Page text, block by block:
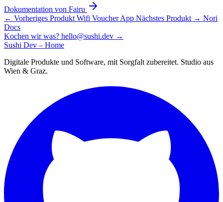
Dokumentation von Fairu
← Vorheriges Produkt Wifi Voucher App Nächstes Produkt → Nori
Docs
Kochen wir was? hello@sushi.dev →
Sushi Dev – Home
Digitale Produkte und Software, mit Sorgfalt zubereitet. Studio aus
Wien & Graz.